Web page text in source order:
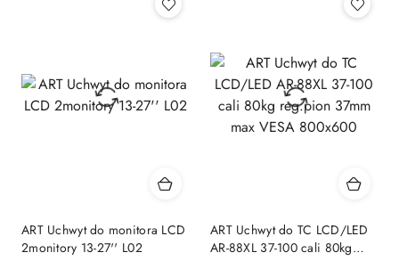
ART Uchwyt do monitora LCD
2monitory 13-27'' L02
ART Uchwyt do TC LCD/LED
AR-88XL 37-100 cali 80kg